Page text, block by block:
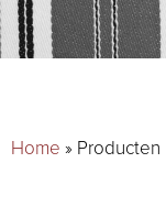
Home » Producten